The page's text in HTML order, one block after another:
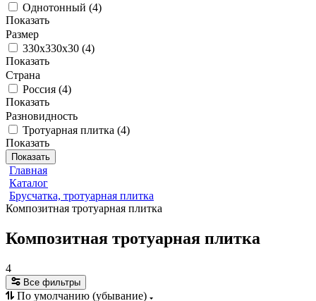
Однотонный (4)
Показать
Размер
330х330х30 (4)
Показать
Страна
Россия (4)
Показать
Разновидность
Тротуарная плитка (4)
Показать
Показать
Главная
Каталог
Брусчатка, тротуарная плитка
Композитная тротуарная плитка
Композитная тротуарная плитка
4
Все фильтры
По умолчанию (убывание)